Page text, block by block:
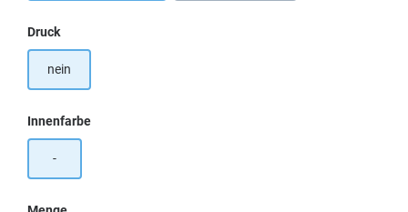
Druckauswählen
nein
Innenfarbeauswählen
-